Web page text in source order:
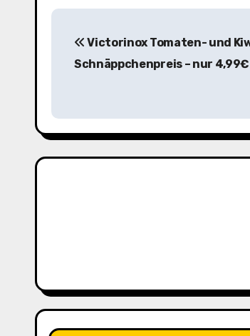
B
t
r
a
v
Victorinox Tomaten- und
Schnäppchenpreis – nur